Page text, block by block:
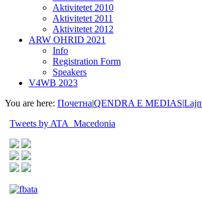
Aktivitetet 2010
Aktivitetet 2011
Aktivitetet 2012
ARW OHRID 2021
Info
Registration Form
Speakers
V4WB 2023
You are here: Почетна|QENDRA E MEDIAS|
Tweets by ATA_Macedonia